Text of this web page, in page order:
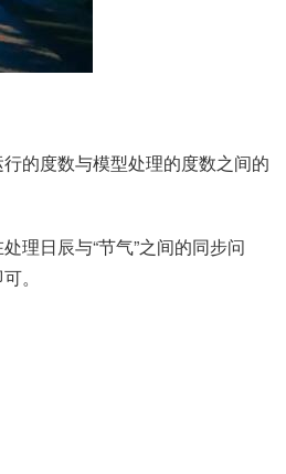
的度数与模型处理的度数之间的
理日辰与“节气”之间的同步问
。